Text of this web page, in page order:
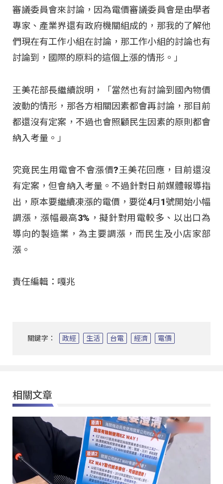
審議委員會來討論，因為電價審議委員會是由學者
專家、產業界還有政府機關組成的，那我的了解他
們現在有工作小組在討論，那工作小組的討論也有
討論到，國際的原料的這個上漲的情形。」
王美花部長繼續說明，「當然也有討論到國內物價
波動的情形，那各方相關因素都會再討論，那目前
都還沒有定案，不過也會照顧民生因素的原則都會
納入考量。」
究竟民生用電會不會漲價?王美花回應，目前還沒
有定案，但會納入考量。不過針對日前媒體報導指
出，原本要繼續凍漲的電價，要從4月1號開始小幅
調漲，漲幅最高3%，擬針對用電較多、以出口為
導向的製造業，為主要調漲，而民生及小店家部
漲。
責任編輯：嘎兆
關鍵字： 政經 生活 台電 經濟 電價
相關文章